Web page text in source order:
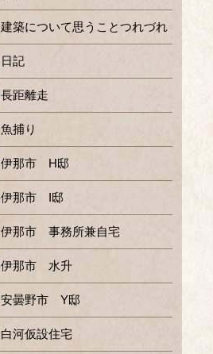
建築について思うことつれづれ
日記
長距離走
魚捕り
伊那市 H邸
伊那市 I邸
伊那市 事務所兼自宅
伊那市 水升
安曇野市 Y邸
白河仮設住宅